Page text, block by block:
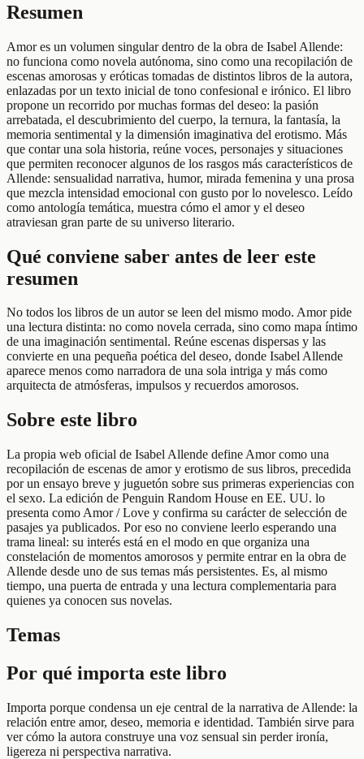
Resumen
Amor es un volumen singular dentro de la obra de Isabel Allende:
no funciona como novela autónoma, sino como una recopilación de
escenas amorosas y eróticas tomadas de distintos libros de la autora,
enlazadas por un texto inicial de tono confesional e irónico. El libro
propone un recorrido por muchas formas del deseo: la pasión
arrebatada, el descubrimiento del cuerpo, la ternura, la fantasía, la
memoria sentimental y la dimensión imaginativa del erotismo. Más
que contar una sola historia, reúne voces, personajes y situaciones
que permiten reconocer algunos de los rasgos más característicos de
Allende: sensualidad narrativa, humor, mirada femenina y una prosa
que mezcla intensidad emocional con gusto por lo novelesco. Leído
como antología temática, muestra cómo el amor y el deseo
atraviesan gran parte de su universo literario.
Qué conviene saber antes de leer este
resumen
No todos los libros de un autor se leen del mismo modo. Amor pide
una lectura distinta: no como novela cerrada, sino como mapa íntimo
de una imaginación sentimental. Reúne escenas dispersas y las
convierte en una pequeña poética del deseo, donde Isabel Allende
aparece menos como narradora de una sola intriga y más como
arquitecta de atmósferas, impulsos y recuerdos amorosos.
Sobre este libro
La propia web oficial de Isabel Allende define Amor como una
recopilación de escenas de amor y erotismo de sus libros, precedida
por un ensayo breve y juguetón sobre sus primeras experiencias con
el sexo. La edición de Penguin Random House en EE. UU. lo
presenta como Amor / Love y confirma su carácter de selección de
pasajes ya publicados. Por eso no conviene leerlo esperando una
trama lineal: su interés está en el modo en que organiza una
constelación de momentos amorosos y permite entrar en la obra de
Allende desde uno de sus temas más persistentes. Es, al mismo
tiempo, una puerta de entrada y una lectura complementaria para
quienes ya conocen sus novelas.
Temas
Por qué importa este libro
Importa porque condensa un eje central de la narrativa de Allende: la
relación entre amor, deseo, memoria e identidad. También sirve para
ver cómo la autora construye una voz sensual sin perder ironía,
ligereza ni perspectiva narrativa.